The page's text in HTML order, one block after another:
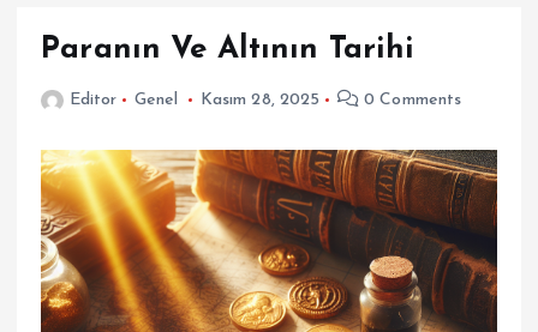
Paranın Ve Altının Tarihi
Editor Genel Kasım 28, 2025 0 Comments